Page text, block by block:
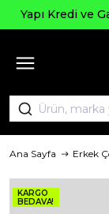
Yapı Kredi ve
Ana Sayfa Erkek
KARGO
BEDAVA!